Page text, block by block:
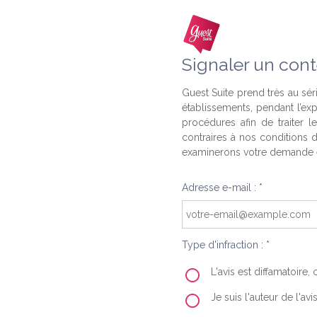
Signaler un
Guest Suite prend très au
établissements, pendant
procédures afin de traiter
contraires à nos conditions
examinerons votre
Adresse e-mail : *
Type d'infraction : *
L'avis est
Je suis l'auteur de